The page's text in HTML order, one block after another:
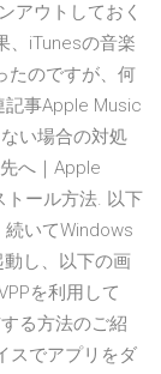
アウトしておく
、iTunesの音楽
たのですが、何
事Apple Music
い場合の対処
へ｜Apple
トール方法. 以下
いてWindows
し、以下の画
を利用して
る方法のご紹
スでアプリをダ